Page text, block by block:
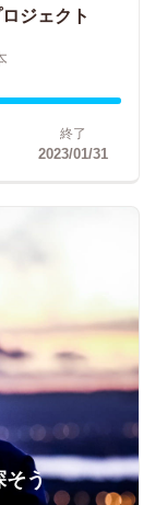
ジェクト
終了
2023/01/31
そう